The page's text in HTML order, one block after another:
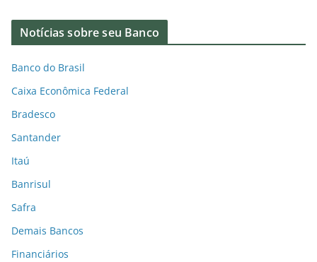
Notícias sobre seu Banco
Banco do Brasil
Caixa Econômica Federal
Bradesco
Santander
Itaú
Banrisul
Safra
Demais Bancos
Financiários